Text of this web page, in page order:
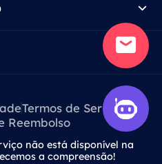
Termos de Serviço
Reembolso
não está disponível na
a compreensão!